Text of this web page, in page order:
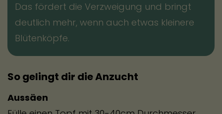
Das fördert die Verzweigung und bringt
deutlich mehr, wenn auch etwas kleinere
Blütenköpfe.
So gelingt dir die Anzucht
Aussäen